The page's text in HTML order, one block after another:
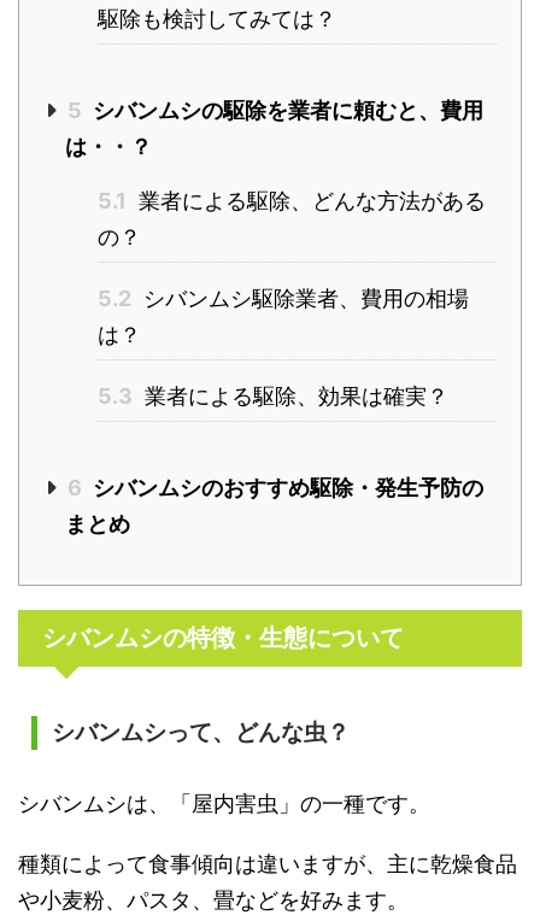
駆除も検討してみては？
5 シバンムシの駆除を業者に頼むと、費用
は・・？
5.1 業者による駆除、どんな方法がある
の？
5.2
シバンムシ駆除業者、費用の相場
は？
5.3 業者による駆除、効果は確実？
6 シバンムシのおすすめ駆除・発生予防の
まとめ
シバンムシの特徴・生態について
シバンムシって、どんな虫？
シバンムシは、「屋内害虫」の一種です。
種類によって食事傾向は違いますが、主に乾燥食品
や小麦粉、パスタ、畳などを好みます。